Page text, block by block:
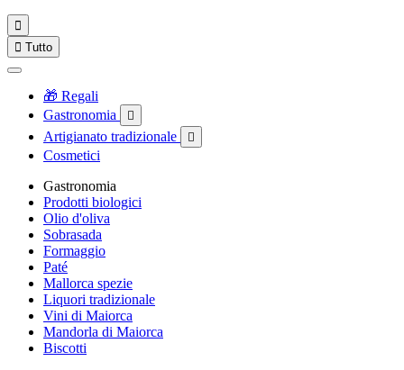

 Tutto
🎁 Regali
Gastronomia

Artigianato tradizionale 
Cosmetici
Gastronomia
Prodotti biologici
Olio d'oliva
Sobrasada
Formaggio
Paté
Mallorca spezie
Liquori tradizionale
Vini di Maiorca
Mandorla di Maiorca
Biscotti